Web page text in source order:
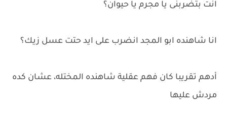
انت بتضربنى يا مجرم يا حيوان؟
انا شاهنده ابو المجد انضرب على ايد حتت عسل زيك؟
أدهم تقريبا كان فهم عقلية شاهنده المختله، عشان كده
مردش عليها